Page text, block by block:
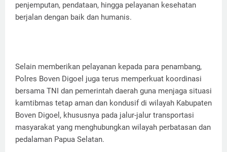
penjemputan, pendataan, hingga pelayanan kesehatan
berjalan dengan baik dan humanis.
Selain memberikan pelayanan kepada para penambang,
Polres Boven Digoel juga terus memperkuat koordinasi
bersama TNI dan pemerintah daerah guna menjaga situasi
kamtibmas tetap aman dan kondusif di wilayah Kabupaten
Boven Digoel, khususnya pada jalur-jalur transportasi
masyarakat yang menghubungkan wilayah perbatasan dan
pedalaman Papua Selatan.